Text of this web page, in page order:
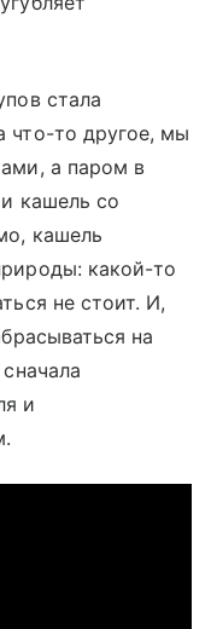
стала
что-то другое, мы
а паром в
кашель со
кашель
какой-то
не стоит. И,
на
и